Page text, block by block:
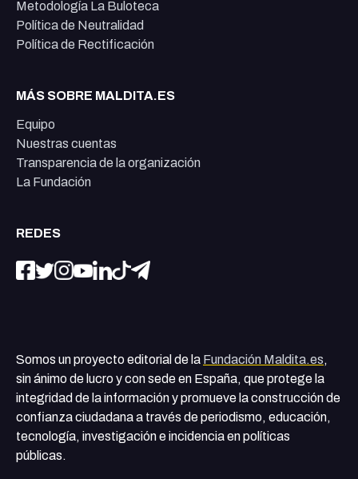
Metodología La Buloteca
Política de Neutralidad
Política de Rectificación
MÁS SOBRE MALDITA.ES
Equipo
Nuestras cuentas
Transparencia de la organización
La Fundación
REDES
Somos un proyecto editorial de la Fundación Maldita.es,
sin ánimo de lucro y con sede en España, que protege la
integridad de la información y promueve la construcción de
confianza ciudadana a través de periodismo, educación,
tecnología, investigación e incidencia en políticas
públicas.